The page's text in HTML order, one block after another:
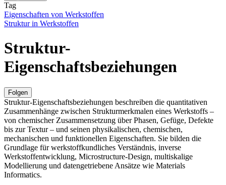
Tag
Eigenschaften von Werkstoffen
Struktur in Werkstoffen
Struktur-
Eigenschaftsbeziehungen
Folgen
Struktur‑Eigenschaftsbeziehungen beschreiben die quantitativen
Zusammenhänge zwischen Strukturmerkmalen eines Werkstoffs –
von chemischer Zusammensetzung über Phasen, Gefüge, Defekte
bis zur Textur – und seinen physikalischen, chemischen,
mechanischen und funktionellen Eigenschaften. Sie bilden die
Grundlage für werkstoffkundliches Verständnis, inverse
Werkstoffentwicklung, Microstructure‑Design, multiskalige
Modellierung und datengetriebene Ansätze wie Materials
Informatics.